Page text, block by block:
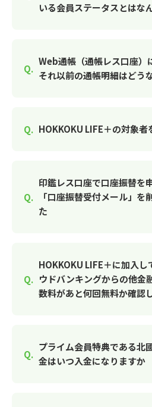
いる会員ステータスとはな
Web通帳（通帳レス口座）
それ以前の通帳明細はどう
HOKKOKU LIFE＋の対象者
印鑑レス口座で口座振替を
「口座振替受付メール」を
た
HOKKOKU LIFE＋に加入し
ウドバンキングからの他金
数料があと何回無料か確認
プライム会員特典である北
金はいつ入金になりますか